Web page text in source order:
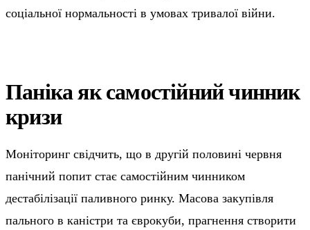
соціальної нормальності в умовах тривалої війни.
Паніка як самостійний чинник
кризи
Моніторинг свідчить, що в другій половині червня
панічний попит стає самостійним чинником
дестабілізації паливного ринку. Масова закупівля
пального в каністри та єврокуби, прагнення створити